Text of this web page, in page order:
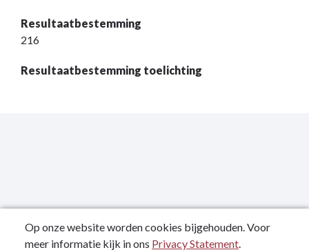
Resultaatbestemming
216
Resultaatbestemming toelichting
Op onze website worden cookies bijgehouden. Voor
meer informatie kijk in ons Privacy Statement.